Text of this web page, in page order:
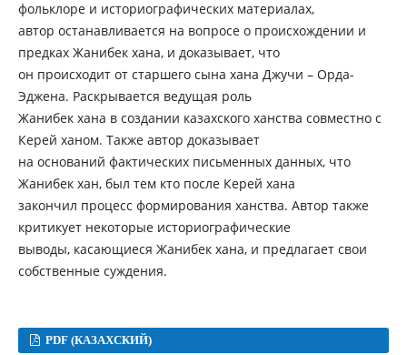
фольклоре и историографических материалах,
автор останавливается на вопросе о происхождении и
предках Жанибек хана, и доказывает, что
он происходит от старшего сына хана Джучи – Орда-
Эдженa. Раскрывается ведущая роль
Жанибек хана в создании казахского ханства совместно с
Керей ханом. Также автор доказывает
на оснований фактических письменных данных, что
Жанибек хан, был тем кто после Керей хана
закончил процесс формирования ханства. Автор также
критикует некоторые историографические
выводы, касающиеся Жанибек хана, и предлагает свои
собственные суждения.
PDF (КАЗАХСКИЙ)